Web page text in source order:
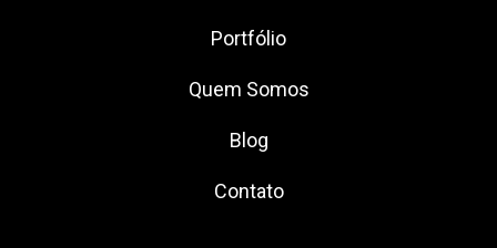
Portfólio
Quem Somos
Blog
Contato